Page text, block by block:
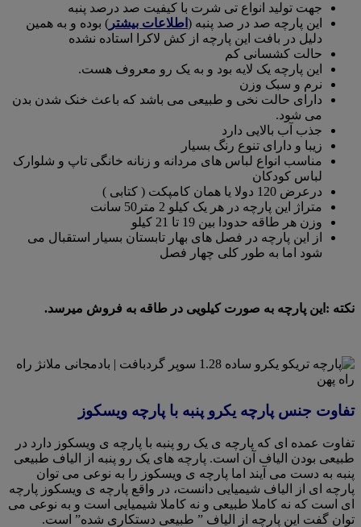
جهت تولید انواع تی شرت با کیفیت صد درصد پنبه
این پارچه صد در صد پنبه ( اطلاعات بیشتر ) بوده و به همین
دلیل در بافت این پارچه از کش لاکرا استاده نشده
حالت کشسانی کم
این پارچه یک لایه بود و به یک رو معروف هست.
نرم و سبک وزن
دارای حالت نخی و طبیعی می باشد که باعث خنک شدن بدن
می شود.
جذب آب بالایی دارد
زیبا و دارای تنوع رنگ بسیار
مناسب انواع لباس های مردانه و زنانه خانگی تاپ و شلوارک
لباس کودکان
درعرض 120 دولا یا همان کامپکت ( کتابی )
متراژ این پارچه در هر یک کیلو 2 متر50 سانت
وزن هر طاقه حدودا بین 19 تا 21 کیلو
از این پارچه در فصل های بهار تابستان بسیار استقبال می
شود اما به طور کلی چهار فصل
نکته :این پارچه به صورت کیلویی در طاقه به فروش میرسد.
تفاوت جنس پارچه یکرو پنبه با پارچه ویسکوز
تفاوت عمده ای که پارچه ی یک رو پنبه با پارچه ی ویسکوز دارد در
طبیعی بودن الیاف آن است. پارچه های یک رو پنبه از الیاف طبیعی
پنبه به دست می آیند اما پارچه ی ویسکوز را به نوعی می توان
پارچه ای از الیاف شیمیایی دانست، در واقع پارچه ی ویسکوز پارچه
ای است که نه کاملا طبیعی و نه کاملا شیمیایی است و به نوعی می
توان گفت این پارچه از الیاف ” طبیعی دستکاری شده” است.